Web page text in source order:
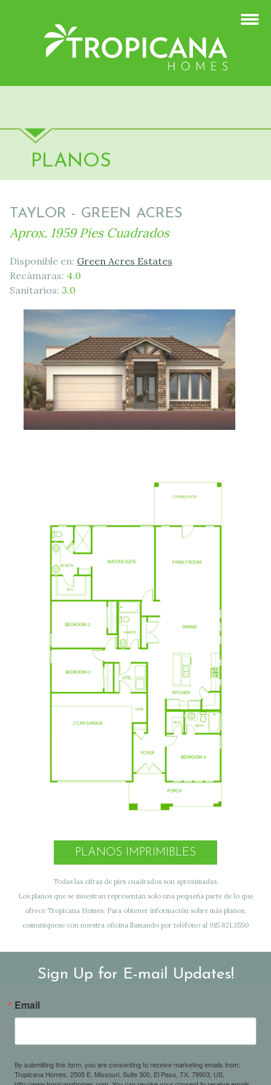
PLANOS
TAYLOR - GREEN ACRES
Aprox. 1959 Pies Cuadrados
Disponible en: Green Acres Estates
Recámaras: 4.0
Sanitarios: 3.0
PLANOS IMPRIMIBLES
Todas las cifras de pies cuadrados son aproximadas.
Los planos que se muestran representan solo una pequeña parte de lo que
ofrece Tropicana Homes. Para obtener información sobre más planos,
comuníquese con nuestra oficina llamando por teléfono al 915.821.3550
Sign Up for E-mail Updates!
Email
By submitting this form, you are consenting to receive marketing emails from:
Tropicana Homes, 2505 E. Missouri, Suite 300, El Paso, TX, 79903, US,